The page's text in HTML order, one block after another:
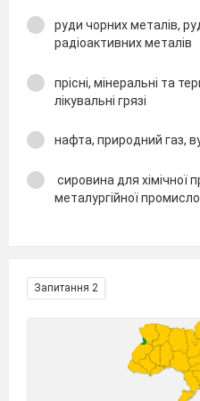
руди чорних металів,
радіоактивних металів
прісні, мінеральні та
лікувальні грязі
нафта, природний газ,
сировина для хімічної
металургійної
Запитання 2